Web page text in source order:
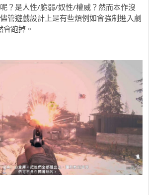
？是人性/脆弱/奴性/權威？然而本作沒
管遊戲設計上是有些煩例如會強制進入劇
跑掉。